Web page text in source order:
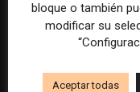
La Universidad CEU
Cardenal Herrera
un informe con pautas
bloque o también
modificar su
Aceptar todas